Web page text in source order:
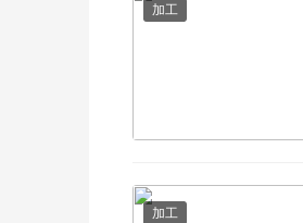
加工
加工